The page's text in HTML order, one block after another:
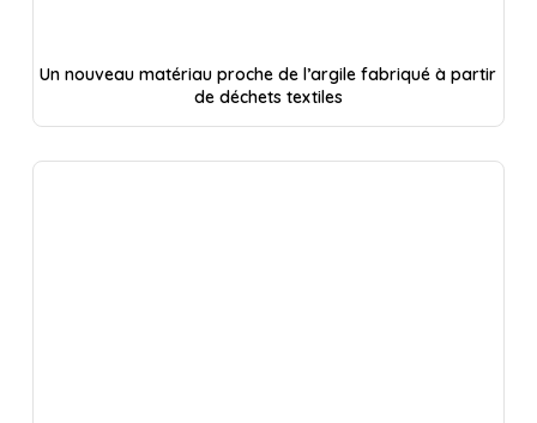
Un nouveau matériau proche de l’argile fabriqué à partir
de déchets textiles